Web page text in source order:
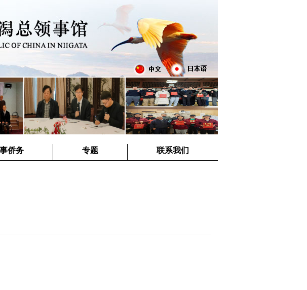
侨务 专题 联系我们